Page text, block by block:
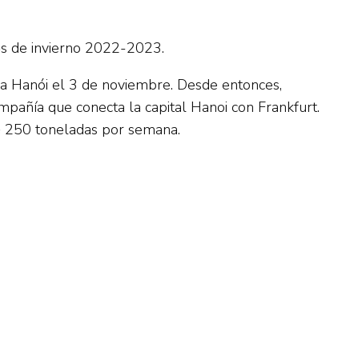
de invierno 2022-2023.
el 3 de noviembre. Desde entonces,
que conecta la capital Hanoi con Frankfurt.
toneladas por semana.